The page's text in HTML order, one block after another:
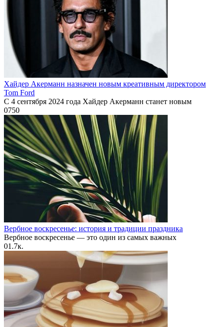
Хайдер Акерманн назначен новым креативным директором
Tom Ford
С 4 сентября 2024 года Хайдер Акерманн станет новым
0750
Вербное воскресенье: история и традиции праздника
Вербное воскресенье — это один из самых важных
01.7к.